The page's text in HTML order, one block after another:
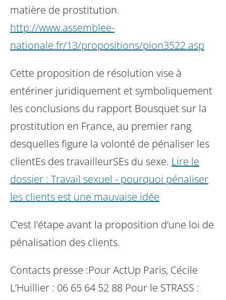
matière de prostitution.
http://www.assemblee-
nationale.fr/13/propositions/pion3522.asp
Cette proposition de résolution vise à
entériner juridiquement et symboliquement
les conclusions du rapport Bousquet sur la
prostitution en France, au premier rang
desquelles figure la volonté de pénaliser les
clientEs des travailleurSEs du sexe. Lire le
dossier : Travail sexuel - pourquoi pénaliser
les clients est une mauvaise idée
C’est l’étape avant la proposition d’une loi de
pénalisation des clients.
Contacts presse :Pour ActUp Paris, Cécile
L’Huillier : 06 65 64 52 88 Pour le STRASS :